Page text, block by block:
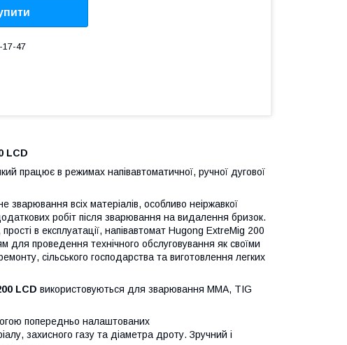
17-47
LCD
працює в режимах напівавтоматичної, ручної дугової
зварювання всіх матеріалів, особливо неіржавкої
робіт після зварювання на видалення бризок.
прості в експлуатації, напівавтомат Hugong ExtreMig 200
для проведення технічного обслуговування як своїми
сільського господарства та виготовлення легких
LCD використовуються для зварювання ММА, TIG
попередньо налаштованих
захисного газу та діаметра дроту. Зручний і